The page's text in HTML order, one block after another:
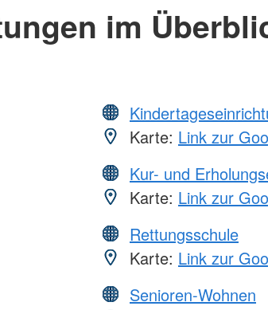
im
Karte: Link zur
Kur- und
Karte: Link zur
Rettungsschule
Karte: Link zur
Senioren-Wohnen